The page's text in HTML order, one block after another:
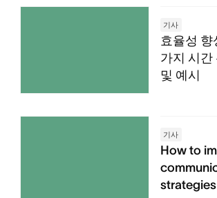
기사
효율성
가지 시간
및 예시
기사
How to